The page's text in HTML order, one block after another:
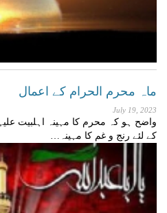
ماہ محرم الحرام کے اعمال
July 19, 2023
واضح ہو کہ محرم کا مہینہ اہلبیت
کے لئے رنج و غم کا مہینہ…